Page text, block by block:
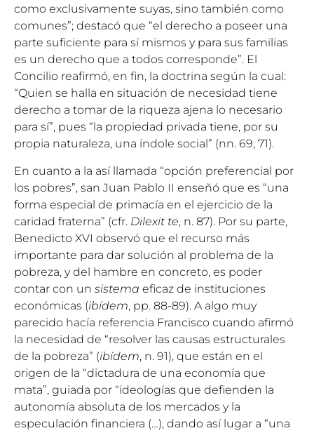
como exclusivamente suyas, sino también como
comunes”; destacó que “el derecho a poseer una
parte suficiente para sí mismos y para sus familias
es un derecho que a todos corresponde”. El
Concilio reafirmó, en fin, la doctrina según la cual:
“Quien se halla en situación de necesidad tiene
derecho a tomar de la riqueza ajena lo necesario
para sí”, pues “la propiedad privada tiene, por su
propia naturaleza, una índole social” (nn. 69, 71).
En cuanto a la así llamada “opción preferencial por
los pobres”, san Juan Pablo II enseñó que es “una
forma especial de primacía en el ejercicio de la
caridad fraterna” (cfr. Dilexit te, n. 87). Por su parte,
Benedicto XVI observó que el recurso más
importante para dar solución al problema de la
pobreza, y del hambre en concreto, es poder
contar con un sistema eficaz de instituciones
económicas (ibídem, pp. 88-89). A algo muy
parecido hacía referencia Francisco cuando afirmó
la necesidad de “resolver las causas estructurales
de la pobreza” (ibídem, n. 91), que están en el
origen de la “dictadura de una economía que
mata”, guiada por “ideologías que defienden la
autonomía absoluta de los mercados y la
especulación financiera (…), dando así lugar a “una